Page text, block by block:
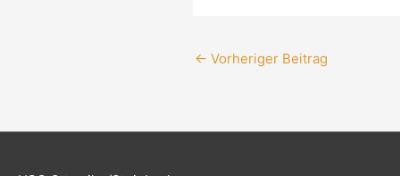
← Vorheriger Beitrag